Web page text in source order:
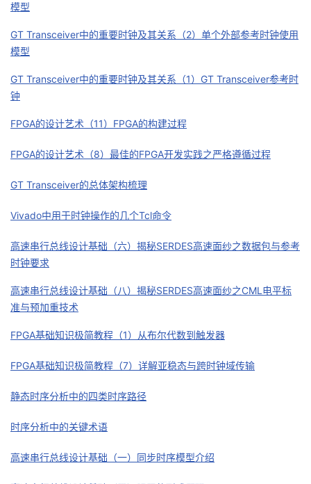
模型
GT Transceiver中的重要时钟及其关系（2）单个外部参考时钟使用
模型
GT Transceiver中的重要时钟及其关系（1）GT Transceiver参考时
钟
FPGA的设计艺术（11）FPGA的构建过程
FPGA的设计艺术（8）最佳的FPGA开发实践之严格遵循过程
GT Transceiver的总体架构梳理
Vivado中用于时钟操作的几个Tcl命令
高速串行总线设计基础（六）揭秘SERDES高速面纱之数据包与参考
时钟要求
高速串行总线设计基础（八）揭秘SERDES高速面纱之CML电平标
准与预加重技术
FPGA基础知识极简教程（1）从布尔代数到触发器
FPGA基础知识极简教程（7）详解亚稳态与跨时钟域传输
静态时序分析中的四类时序路径
时序分析中的关键术语
高速串行总线设计基础（一）同步时序模型介绍